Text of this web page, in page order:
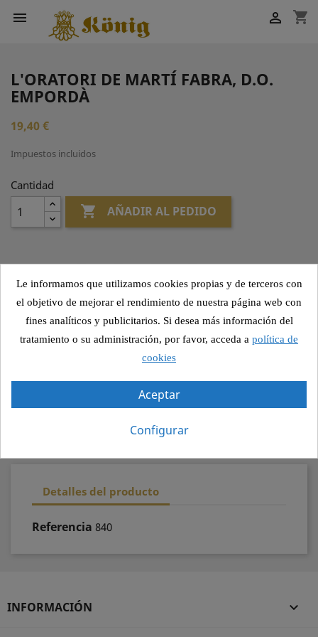
 shopping_cart

L'ORATORI DE MARTÍ FABRA, D.O.
EMPORDÀ
19,40 €
Impuestos incluidos
Cantidad
 AÑADIR AL PEDIDO
Compartir
Pago seguro
Recogida segura
Detalles del producto
Referencia 840
INFORMACIÓN 
Le informamos que utilizamos cookies propias y de terceros con
el objetivo de mejorar el rendimiento de nuestra página web con
fines analíticos y publicitarios. Si desea más información del
tratamiento o su administración, por favor, acceda a política de
cookies
Aceptar
Configurar